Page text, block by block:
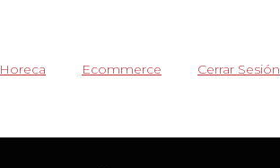
Horeca Ecommerce Cerrar Sesión